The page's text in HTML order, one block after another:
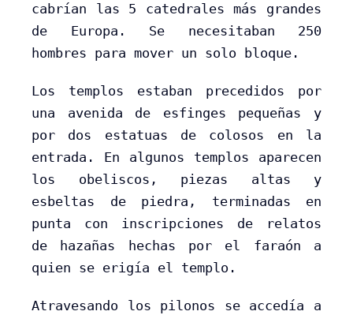
cabrían las 5 catedrales más grandes
de Europa. Se necesitaban 250
hombres para mover un solo bloque.
Los templos estaban precedidos por
una avenida de esfinges pequeñas y
por dos estatuas de colosos en la
entrada. En algunos templos aparecen
los obeliscos, piezas altas y
esbeltas de piedra, terminadas en
punta con inscripciones de relatos
de hazañas hechas por el faraón a
quien se erigía el templo.
Atravesando los pilonos se accedía a